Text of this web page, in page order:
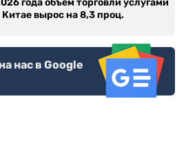
Китае вырос на 8,3 проц.
нас в Google